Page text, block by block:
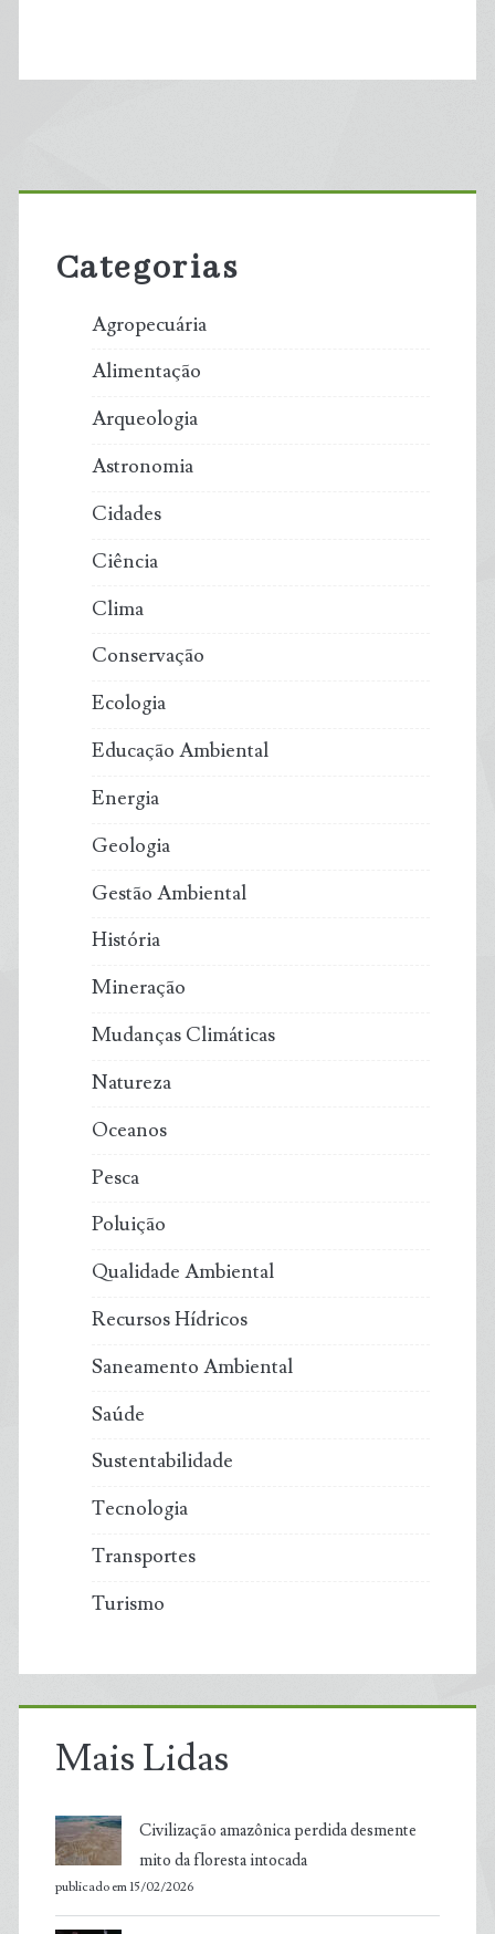
Primary
Sidebar
Categorias
Agropecuária
Alimentação
Arqueologia
Astronomia
Cidades
Ciência
Clima
Conservação
Ecologia
Educação Ambiental
Energia
Geologia
Gestão Ambiental
História
Mineração
Mudanças Climáticas
Natureza
Oceanos
Pesca
Poluição
Qualidade Ambiental
Recursos Hídricos
Saneamento Ambiental
Saúde
Sustentabilidade
Tecnologia
Transportes
Turismo
Mais Lidas
Civilização amazônica perdida desmente
mito da floresta intocada
publicado em 15/02/2026